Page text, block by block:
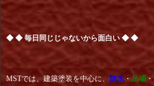
◆ ◆ 毎日同じじゃないから面白い ◆ ◆
MSTでは、建築塗装を中心に、 防水・足場 ・